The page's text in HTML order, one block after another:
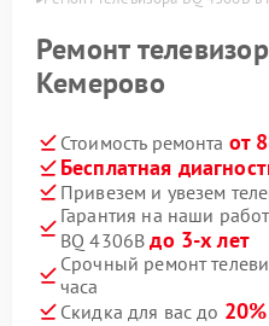
Ремонт
Кемерово
Стоимость ремонта от
Бесплатная
Привезем и увезем
Гарантия на наши
BQ 4306Bдо 3-х лет
Срочный ремонт
часа
Скидка для вас до 20%